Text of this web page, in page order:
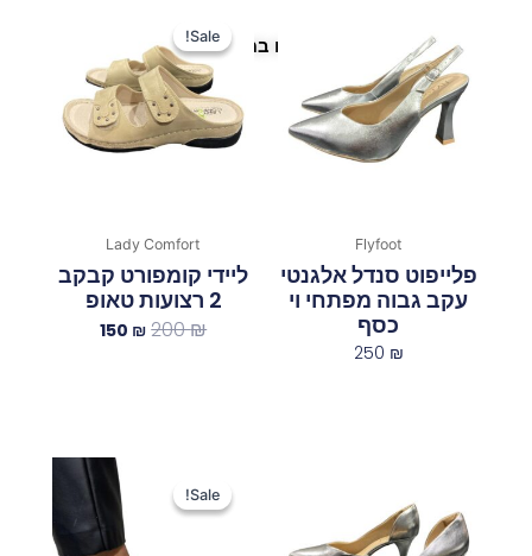
פריטים נוספים במיוחד בשבילך
Flyfoot
פלייפוט סנדל אלגנטי
עקב גבוה מפתחי וי
כסף
250 ₪
Sale!
Sale!
Lady Comfort
ליידי קומפורט קבקב
2 רצועות טאופ
200₪
היה:
200 ₪.
150 ₪
150 ₪.
Sale!
Sale!
המחיר
המקורי
היה:
279 ₪.
המחיר
הנוכחי
הוא:
119 ₪.